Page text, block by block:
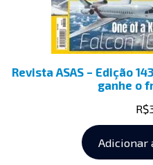
Revista ASAS – Edição
ganhe o
R$
Adicionar